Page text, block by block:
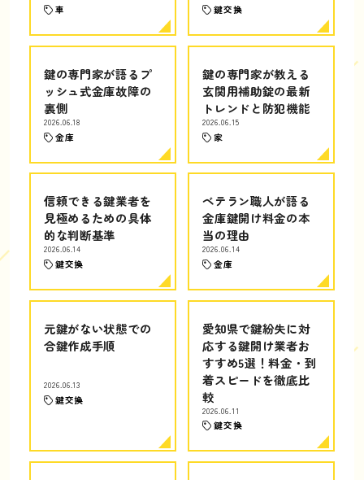
車 鍵交換
鍵の専門家が語るプ
ッシュ式金庫故障の
裏側
2026.06.18
金庫
鍵の専門家が教える
玄関用補助錠の最新
トレンドと防犯機能
2026.06.15
家
信頼できる鍵業者を
見極めるための具体
的な判断基準
2026.06.14
鍵交換
ベテラン職人が語る
金庫鍵開け料金の本
当の理由
2026.06.14
金庫
元鍵がない状態での
合鍵作成手順
2026.06.13
鍵交換
愛知県で鍵紛失に対
応する鍵開け業者お
すすめ5選！料金・到
着スピードを徹底比
較
2026.06.11
鍵交換